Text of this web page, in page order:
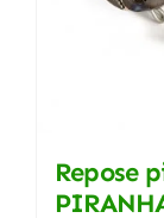
Repose